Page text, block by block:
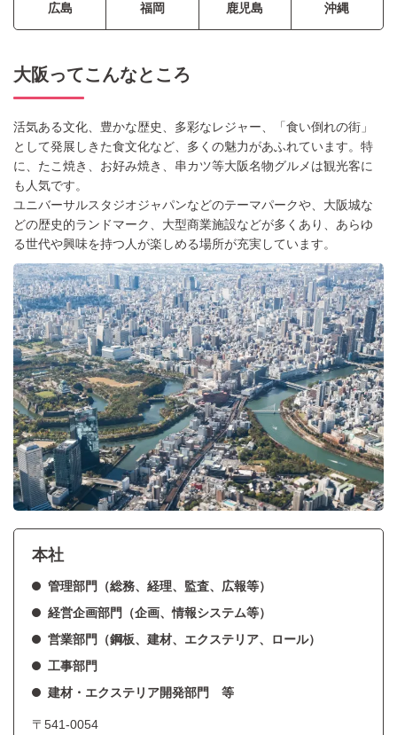
広島 福岡 鹿児島 沖縄
大阪ってこんなところ
活気ある文化、豊かな歴史、多彩なレジャー、「食い倒れの街」
として発展しきた食文化など、多くの魅力があふれています。特
に、たこ焼き、お好み焼き、串カツ等大阪名物グルメは観光客に
も人気です。
ユニバーサルスタジオジャパンなどのテーマパークや、大阪城な
どの歴史的ランドマーク、大型商業施設などが多くあり、あらゆ
る世代や興味を持つ人が楽しめる場所が充実しています。
本社
管理部門（総務、経理、監査、広報等）
経営企画部門（企画、情報システム等）
営業部門（鋼板、建材、エクステリア、ロール）
工事部門
建材・エクステリア開発部門 等
〒541-0054